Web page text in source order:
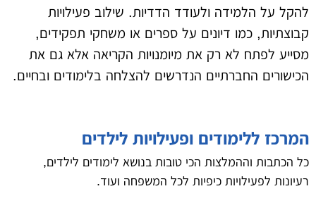
להקל על הלמידה ולעודד הדדיות. שילוב פעילויות
קבוצתיות, כמו דיונים על ספרים או משחקי תפקידים,
מסייע לפתח לא רק את מיומנויות הקריאה אלא גם את
הכישורים החברתיים הנדרשים להצלחה בלימודים ובחיים.
המרכז ללימודים ופעילויות לילדים
כל הכתבות וההמלצות הכי טובות בנושא לימודים לילדים,
רעיונות לפעילויות כיפיות לכל המשפחה ועוד.